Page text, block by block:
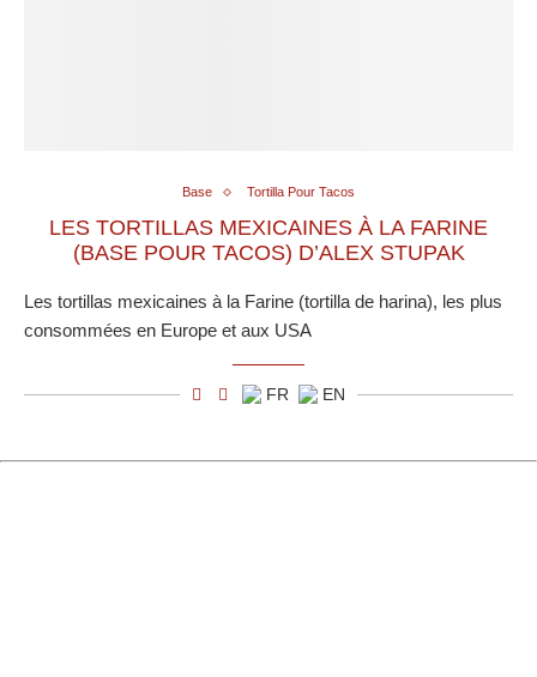
Base Tortilla Pour Tacos
LES TORTILLAS MEXICAINES À LA FARINE
(BASE POUR TACOS) D’ALEX STUPAK
Les tortillas mexicaines à la Farine (tortilla de harina), les plus
consommées en Europe et aux USA
FR EN